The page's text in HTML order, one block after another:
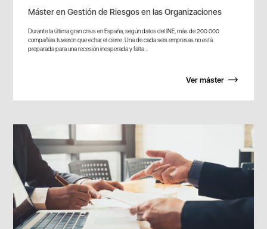
Máster en Gestión de Riesgos en las Organizaciones
Durante la última gran crisis en España, según datos del INE, más de 200.000
compañías tuvieron que echar el cierre. Una de cada seis empresas no está
preparada para una recesión inesperada y falta...
Ver máster